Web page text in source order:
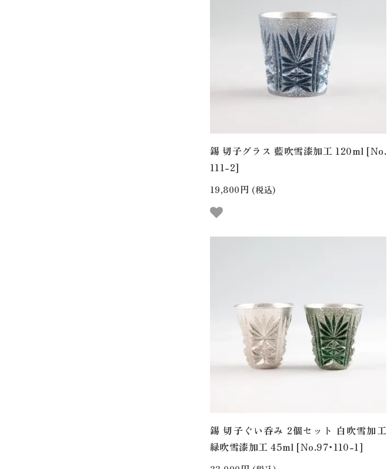
錫 切子グラス 藍吹雪漆加工 120ml [No.
111-2]
19,800円 (税込)
錫 切子ぐい呑み 2個セット 白吹雪加工
緑吹雪漆加工 45ml [No.97・110-1]